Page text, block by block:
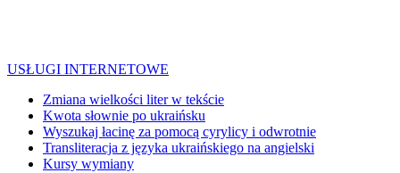
USŁUGI INTERNETOWE
Zmiana wielkości liter w tekście
Kwota słownie po ukraińsku
Wyszukaj łacinę za pomocą cyrylicy i odwrotnie
Transliteracja z języka ukraińskiego na angielski
Kursy wymiany